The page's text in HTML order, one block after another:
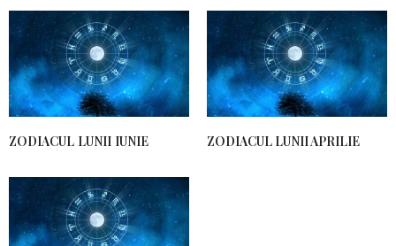
ZODIACUL LUNII IUNIE ZODIACUL LUNII APRILIE